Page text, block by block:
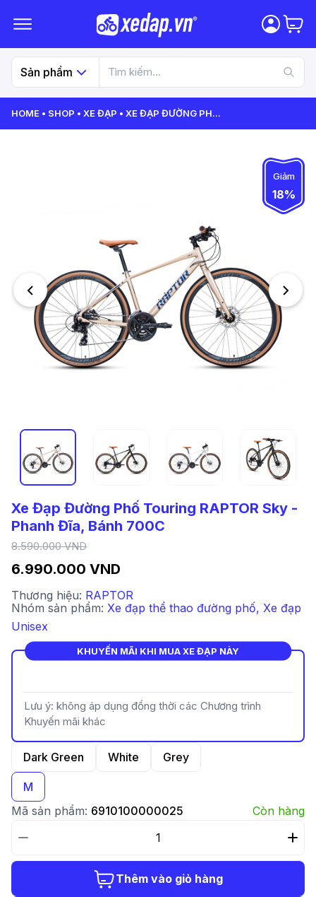
Sản phẩm
HOME SHOP XE ĐẠP XE ĐẠP ĐƯỜNG PH...
Giảm
18%
Xe Đạp Đường Phố Touring RAPTOR Sky -
Phanh Đĩa, Bánh 700C
6.990.000 VND
8.590.000 VND
Thương hiệu: RAPTOR
Nhóm sản phẩm: Xe đạp thể thao đường phố, Xe đạp
Unisex
KHUYẾN MÃI KHI MUA XE ĐẠP NÀY
Lưu ý: không áp dụng đồng thời các Chương trình
Khuyến mãi khác
Dark Green White Grey
M
Mã sản phẩm: 6910100000025 Còn hàng
Thêm vào giỏ hàng